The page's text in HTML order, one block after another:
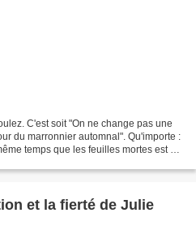
C'est soit "On ne change pas une
du marronnier automnal". Qu'importe :
temps que les feuilles mortes est de
et la fierté de Julie